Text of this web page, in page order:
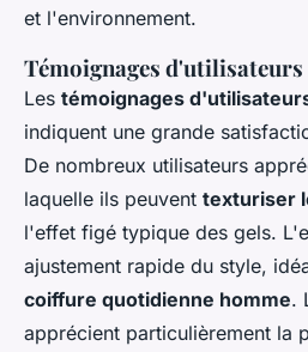
et l'environnement.
Témoignages
Les témoignages
indiquent une grande
De nombreux utilisateurs
laquelle ils peuvent texturiser
l'effet figé typique des gels.
ajustement rapide du style,
coiffure quotidienne homme.
apprécient particulièrement la